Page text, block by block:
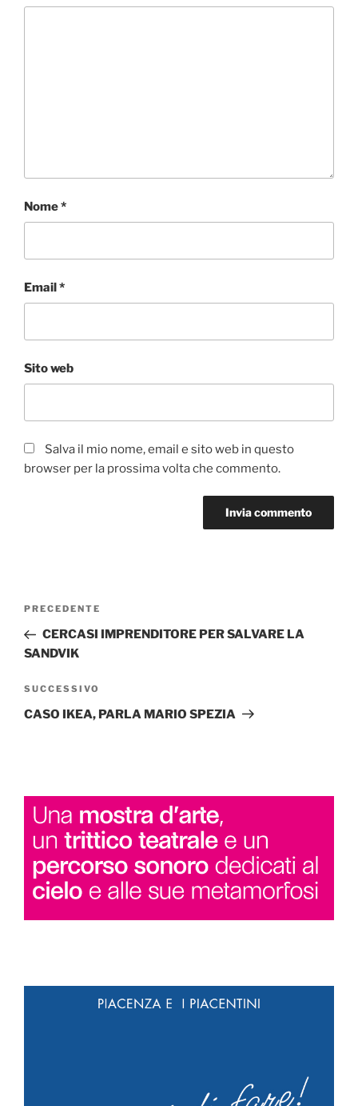
Nome*
Email*
Sito web
Salva il mio nome, email e sito web in questo
browser per la prossima volta che commento.
Navigazione
Articolo
precedente:
PRECEDENTE
CERCASI IMPRENDITORE PER SALVARE LA
SANDVIK
Articolo
successivo
SUCCESSIVO
CASO IKEA, PARLA MARIO SPEZIA